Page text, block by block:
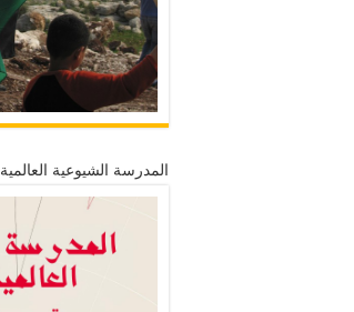
المدرسة الشيوعية العالمية 2026: سجل الآن!